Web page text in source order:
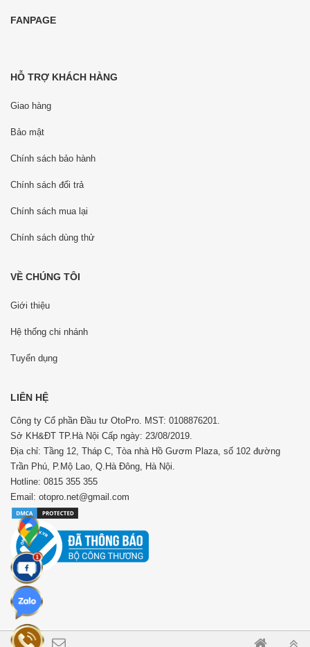
FANPAGE
HỖ TRỢ KHÁCH HÀNG
Giao hàng
Bảo mật
Chính sách bảo hành
Chính sách đổi trả
Chính sách mua lại
Chính sách dùng thử
VỀ CHÚNG TÔI
Giới thiệu
Hệ thống chi nhánh
Tuyển dụng
LIÊN HỆ
Công ty Cổ phần Đầu tư OtoPro. MST: 0108876201.
Sở KH&ĐT TP.Hà Nội Cấp ngày: 23/08/2019.
Địa chỉ: Tầng 12, Tháp C, Tòa nhà Hồ Gươm Plaza, số 102 đường
Trần Phú, P.Mộ Lao, Q.Hà Đông, Hà Nội.
Hotline: 0815 355 355
Email: otopro.net@gmail.com